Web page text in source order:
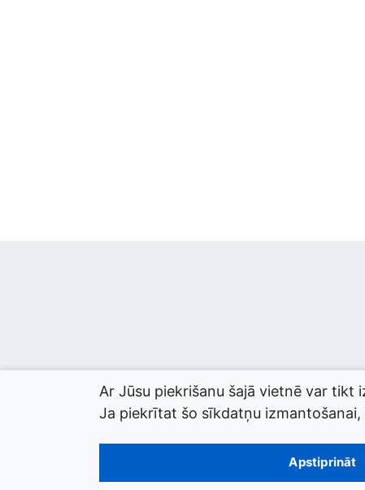
© 2026 termini.gov.lv. Izstrādātājs:
Ar Jūsu piekrišanu šajā vietnē var
Ja piekrītat šo sīkdatņu
Apstiprināt